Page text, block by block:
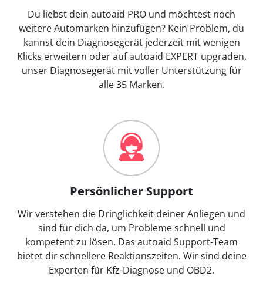
Du liebst dein autoaid PRO und möchtest noch
weitere Automarken hinzufügen? Kein Problem, du
kannst dein Diagnosegerät jederzeit mit wenigen
Klicks erweitern oder auf autoaid EXPERT upgraden,
unser Diagnosegerät mit voller Unterstützung für
alle 35 Marken.
Persönlicher Support
Wir verstehen die Dringlichkeit deiner Anliegen und
sind für dich da, um Probleme schnell und
kompetent zu lösen. Das autoaid Support-Team
bietet dir schnellere Reaktionszeiten. Wir sind deine
Experten für Kfz-Diagnose und OBD2.